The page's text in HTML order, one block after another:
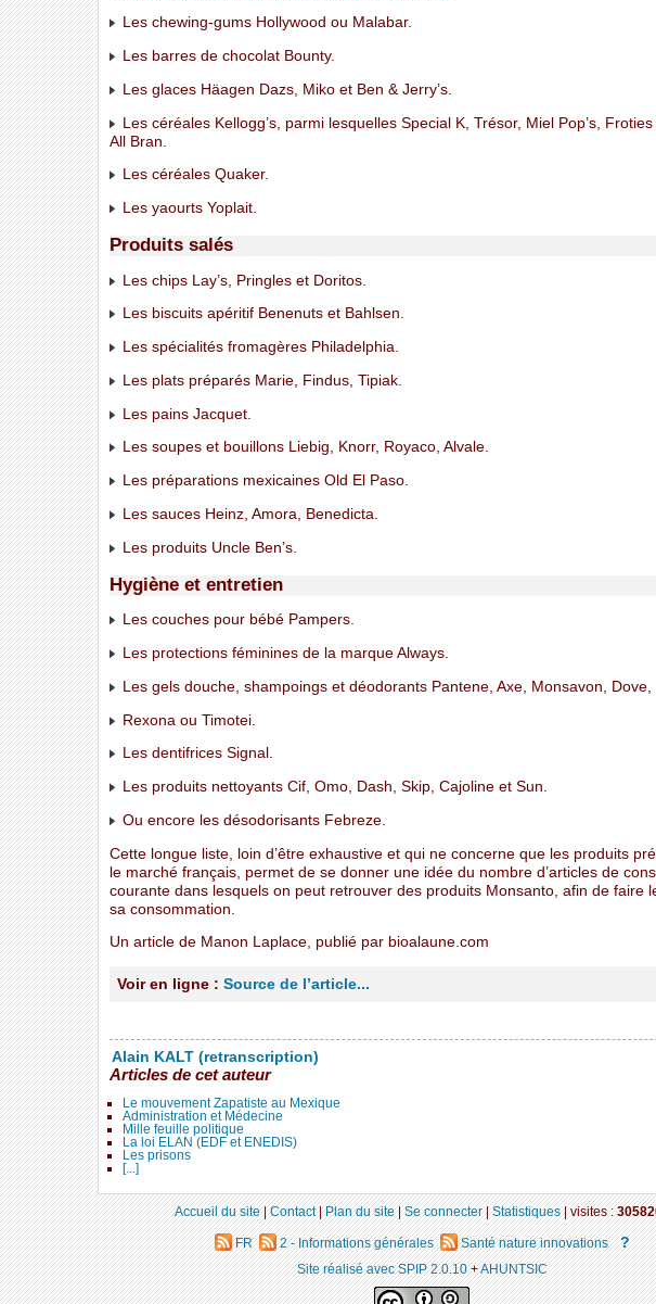
Les chewing-gums Hollywood ou Malabar.
Les barres de chocolat Bounty.
Les glaces Häagen Dazs, Miko et Ben & Jerry’s.
Les céréales Kellogg’s, parmi lesquelles Special K, Trésor, Miel Pop’s,
All Bran.
Les céréales Quaker.
Les yaourts Yoplait.
Produits salés
Les chips Lay’s, Pringles et Doritos.
Les biscuits apéritif Benenuts et Bahlsen.
Les spécialités fromagères Philadelphia.
Les plats préparés Marie, Findus, Tipiak.
Les pains Jacquet.
Les soupes et bouillons Liebig, Knorr, Royaco, Alvale.
Les préparations mexicaines Old El Paso.
Les sauces Heinz, Amora, Benedicta.
Les produits Uncle Ben’s.
Hygiène et entretien
Les couches pour bébé Pampers.
Les protections féminines de la marque Always.
Les gels douche, shampoings et déodorants Pantene, Axe, Monsavon, Dove,
Rexona ou Timotei.
Les dentifrices Signal.
Les produits nettoyants Cif, Omo, Dash, Skip, Cajoline et Sun.
Ou encore les désodorisants Febreze.
Cette longue liste, loin d’être exhaustive et qui ne concerne que les produits
le marché français, permet de se donner une idée du nombre d’articles de
courante dans lesquels on peut retrouver des produits Monsanto, afin de faire
sa consommation.
Un article de Manon Laplace, publié par bioalaune.com
Voir en ligne : Source de l’article...
Alain KALT (retranscription)
Articles de cet auteur
Le mouvement Zapatiste au Mexique
Administration et Médecine
Mille feuille politique
La loi ELAN (EDF et ENEDIS)
Les prisons
[...]
Accueil du site|Contact|Plan du site|Se connecter|Statistiques|visites :
FR 2 - Informations générales Santé nature innovations ?
Site réalisé avec SPIP 2.0.10+AHUNTSIC